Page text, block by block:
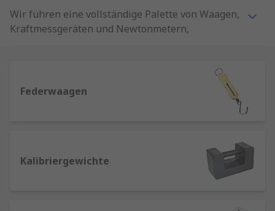
Wir führen eine vollständige Palette von Waagen,
Kraftmessgeräten und Newtonmetern,
Vielzahl von Lasttypen hinweg. Führende Namen
bei der Gewichts- und Kraftmessung sind Sauter,
unserer eigenen RS PRO line mit dem besten
Preis-Leistungs-Verhältnis, und bieten eine
Federwaagen
Kalibriergewichte